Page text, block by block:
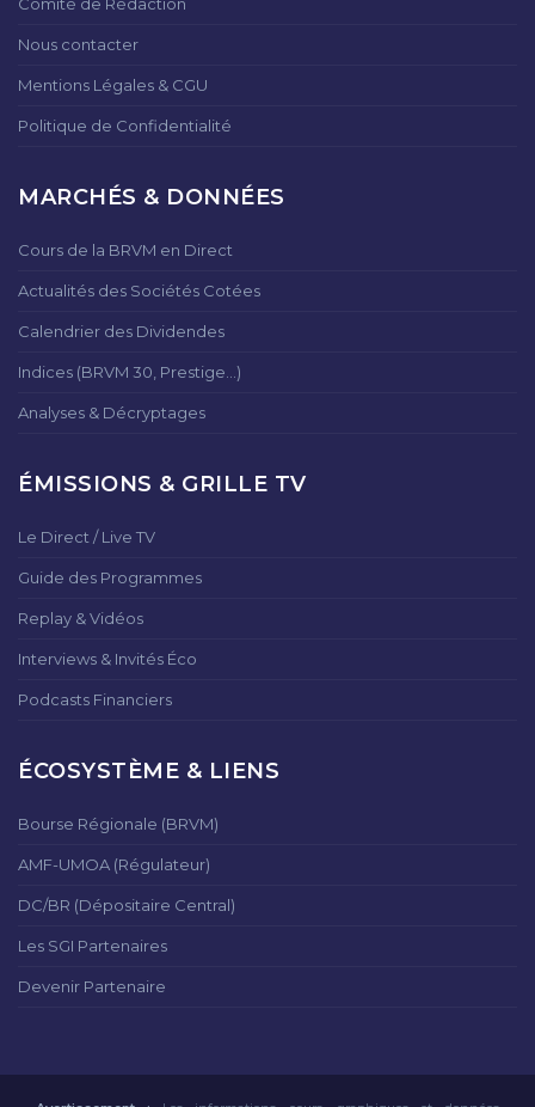
Nous contacter
Mentions Légales & CGU
Politique de Confidentialité
MARCHÉS & DONNÉES
Cours de la BRVM en Direct
Actualités des Sociétés Cotées
Calendrier des Dividendes
Indices (BRVM 30, Prestige...)
Analyses & Décryptages
ÉMISSIONS & GRILLE TV
Le Direct / Live TV
Guide des Programmes
Replay & Vidéos
Interviews & Invités Éco
Podcasts Financiers
ÉCOSYSTÈME & LIENS
Bourse Régionale (BRVM)
AMF-UMOA (Régulateur)
DC/BR (Dépositaire Central)
Les SGI Partenaires
Devenir Partenaire